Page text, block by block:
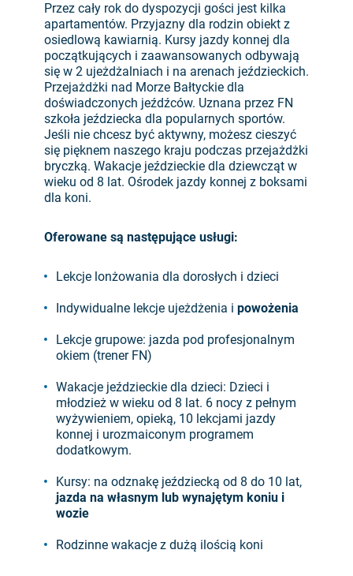
Przez cały rok do dyspozycji gości jest kilka
apartamentów. Przyjazny dla rodzin obiekt z
osiedlową kawiarnią. Kursy jazdy konnej dla
początkujących i zaawansowanych odbywają
się w 2 ujeżdżalniach i na arenach jeździeckich.
Przejażdżki nad Morze Bałtyckie dla
doświadczonych jeźdźców. Uznana przez FN
szkoła jeździecka dla popularnych sportów.
Jeśli nie chcesz być aktywny, możesz cieszyć
się pięknem naszego kraju podczas przejażdżki
bryczką. Wakacje jeździeckie dla dziewcząt w
wieku od 8 lat. Ośrodek jazdy konnej z boksami
dla koni.
Oferowane są następujące usługi:
Lekcje lonżowania dla dorosłych i dzieci
Indywidualne lekcje ujeżdżenia i powożenia
Lekcje grupowe: jazda pod profesjonalnym
okiem (trener FN)
Wakacje jeździeckie dla dzieci: Dzieci i
młodzież w wieku od 8 lat. 6 nocy z pełnym
wyżywieniem, opieką, 10 lekcjami jazdy
konnej i urozmaiconym programem
dodatkowym.
Kursy: na odznakę jeździecką od 8 do 10 lat,
jazda na własnym lub wynajętym koniu i
wozie
Rodzinne wakacje z dużą ilością koni